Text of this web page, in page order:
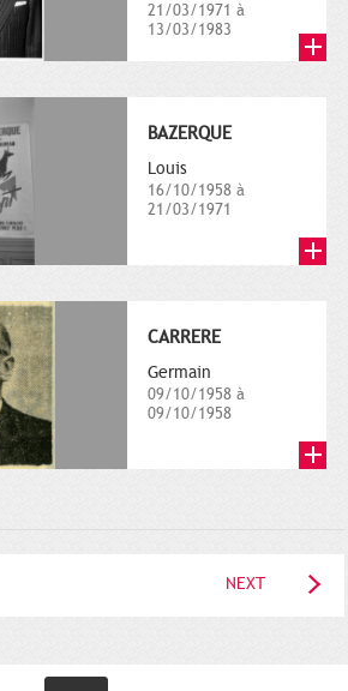
21/03/1971 à
13/03/1983
BAZERQUE
Louis
16/10/1958 à
21/03/1971
CARRERE
Germain
09/10/1958 à
09/10/1958
NEXT